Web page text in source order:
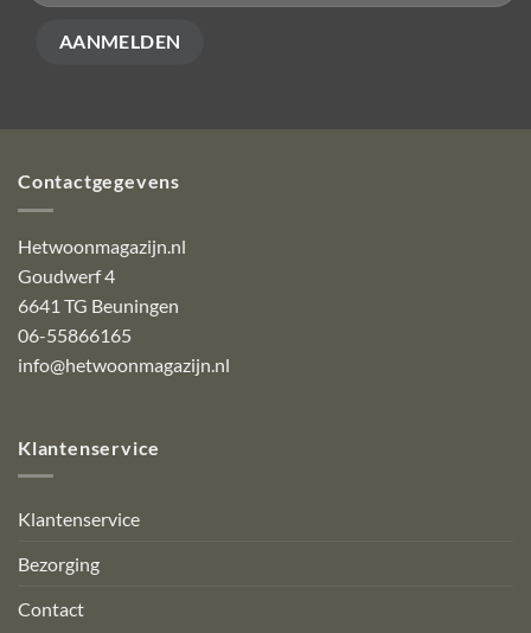
Contactgegevens
Hetwoonmagazijn.nl
Goudwerf 4
6641 TG Beuningen
06-55866165
info@hetwoonmagazijn.nl
Klantenservice
Klantenservice
Bezorging
Contact